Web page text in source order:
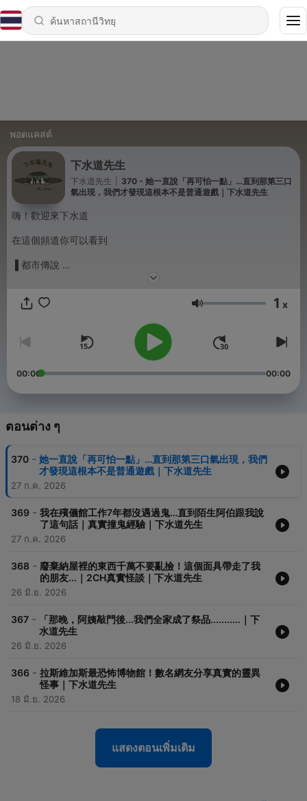
พอดแคสต์
下水道先生
下水道先生
370 - 她一直說「再可怕一點」…直到那第三口
氣出現，我們才發現這根本不是普通遊戲｜下水道先生
嗨！歡迎來下水道
在這個頻道你可以看到
▐ 都市傳說
▐ 靈異影片破解
如果你也喜歡這類型的影片，那絕對要訂閱我們的Youtube頻道和
Facabook粉專，就不會錯過最新影片囉！
Powered byFirstory Hosting
ระดับเสียง 1 x
00:00 00:00
ตอนต่าง ๆ
370 - 她一直說「再可怕一點」…直到那第三口氣出現，我們
才發現這根本不是普通遊戲｜下水道先生
27 ก.ค. 2026
369 - 我在殯儀館工作7年都沒遇過鬼…直到陌生阿伯跟我說
了這句話｜真實撞鬼經驗｜下水道先生
27 ก.ค. 2026
368 - 廢棄納屋裡的東西千萬不要亂撿！這個面具帶走了我
的朋友...｜2CH真實怪談｜下水道先生
26 มิ.ย. 2026
367 -
「那晚，阿姨敲門後...我們全家成了祭品...........｜下
水道先生
26 มิ.ย. 2026
366 - 拉斯維加斯最恐怖博物館！數名網友分享真實的靈異
怪事｜下水道先生
18 มิ.ย. 2026
แสดงตอนเพิ่มเติม